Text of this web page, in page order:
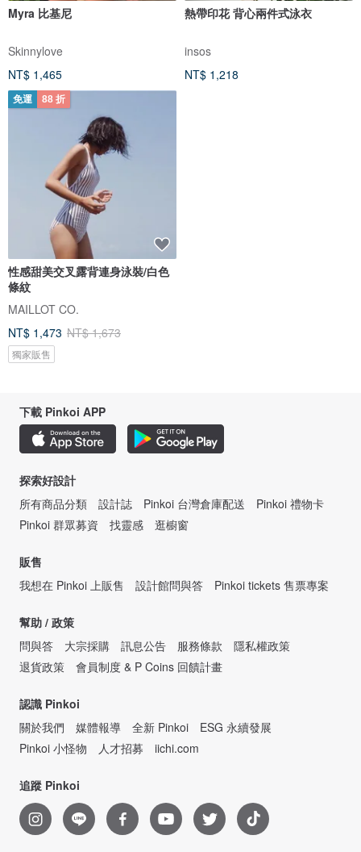
Myra 比基尼
Skinnylove
NT$ 1,465
熱帶印花 背心兩件式泳衣
insos
NT$ 1,218
免運 88 折
性感甜美交叉露背連身泳裝/白色
條紋
MAILLOT CO.
NT$ 1,473 NT$ 1,673
獨家販售
下載 Pinkoi APP
探索好設計
所有商品分類
設計誌 Pinkoi 台灣倉庫配送
Pinkoi 禮物卡
Pinkoi 群眾募資
找靈感 逛櫥窗
販售
我想在 Pinkoi 上販售
設計館問與答 Pinkoi tickets 售票專案
幫助 / 政策
問與答
大宗採購 訊息公告 服務條款
隱私權政策
退貨政策
會員制度 & P Coins 回饋計畫
認識 Pinkoi
關於我們
媒體報導 全新 Pinkoi
ESG 永續發展
Pinkoi 小怪物
人才招募 iichi.com
追蹤 Pinkoi